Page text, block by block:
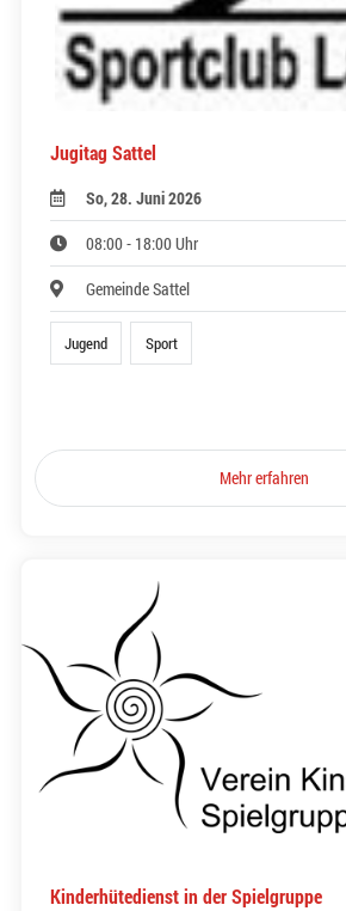
Jugitag Sattel
So, 28. Juni 2026
08:00 - 18:00 Uhr
Gemeinde Sattel
Jugend Sport
Mehr erfahren
Kinderhütedienst in der Spielgruppe